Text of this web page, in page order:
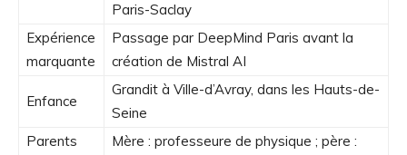
Paris-Saclay
Expérience
marquante
Passage par DeepMind Paris avant la
création de Mistral AI
Enfance
Grandit à Ville-d’Avray, dans les Hauts-de-
Seine
Parents
Mère : professeure de physique ; père :